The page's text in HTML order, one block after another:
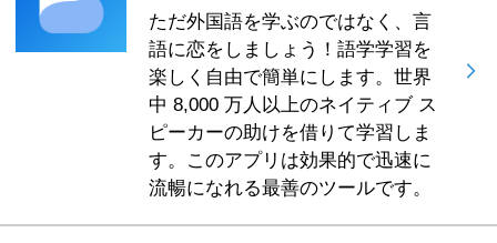
ただ外国語を学ぶのではなく、言
語に恋をしましょう！語学学習を
楽しく自由で簡単にします。世界
中 8,000 万人以上のネイティブ ス
ピーカーの助けを借りて学習しま
す。このアプリは効果的で迅速に
流暢になれる最善のツールです。